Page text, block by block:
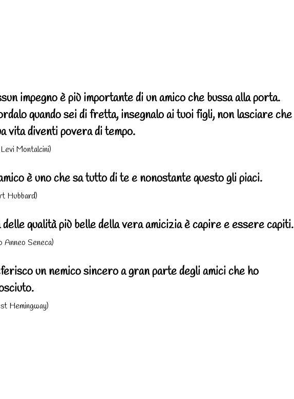
impegno è più importante di un amico che bussa alla porta.
quando sei di fretta, insegnalo ai tuoi figli, non lasciare che
vita diventi povera di tempo.
Montalcini)
è uno che sa tutto di te e nonostante questo gli piaci.
Hubbard)
delle qualità più belle della vera amicizia è capire e essere capiti.
Anneo Seneca)
un nemico sincero a gran parte degli amici che ho
Hemingway)